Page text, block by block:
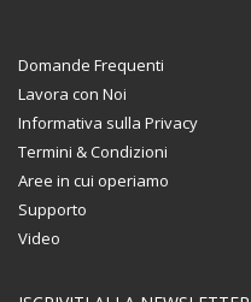
Domande Frequenti
Lavora con Noi
Informativa sulla Privacy
Termini & Condizioni
Aree in cui operiamo
Supporto
Video